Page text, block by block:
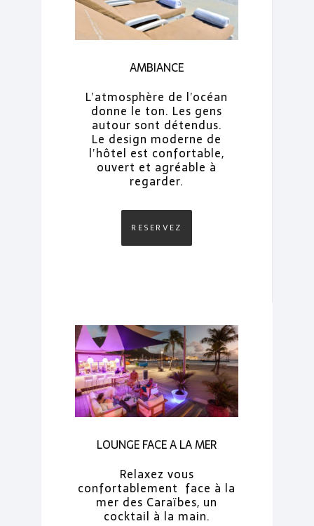
AMBIANCE
L’atmosphère de l’océan
donne le ton. Les gens
autour sont détendus.
Le design moderne de
l’hôtel est confortable,
ouvert et agréable à
regarder.
RESERVEZ
LOUNGE FACE A LA MER
Relaxez vous
confortablement face à la
mer des Caraïbes, un
cocktail à la main.